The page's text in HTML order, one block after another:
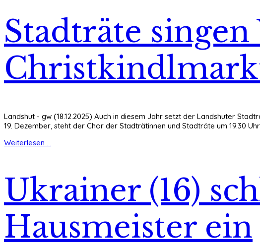
Stadträte
Landshut - gw (18.12.2025) Auch in diesem Jahr setzt der Landshuter
19. Dezember, steht der Chor der Stadträtinnen und Stadträte um 19.30
Weiterlesen ...
Ukrainer (16)
Hausmeister ein